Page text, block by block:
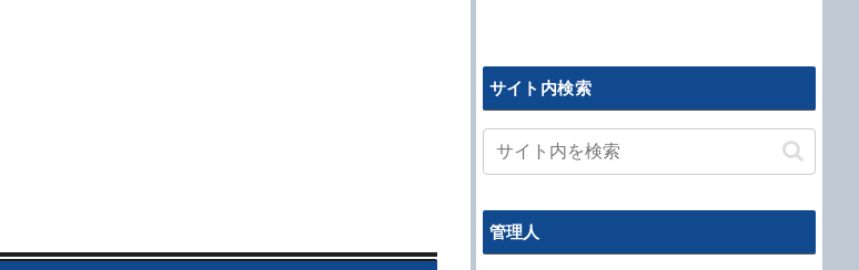
サイト内検索
管理人